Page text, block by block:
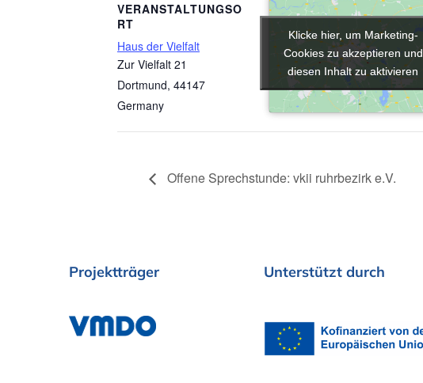
VERANSTALTUNGSO
RT
Haus der Vielfalt
Zur Vielfalt 21
Dortmund, 44147
Germany
Klicke hier, um Marketing-
Cookies zu akzeptieren und
diesen Inhalt zu aktivieren
Klicke hier, um Marketing-
Cookies zu akzeptieren und
diesen Inhalt zu aktivieren
Offene Sprechstunde: vkii ruhrbezirk e.V.
Projektträger Unterstützt durch